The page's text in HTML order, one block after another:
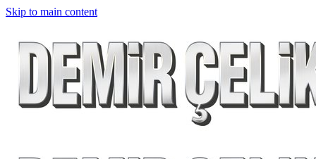
Skip to main content